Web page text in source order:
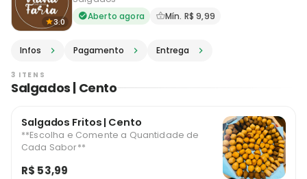
3.0 Delivery em Muriaé - MG ·
Aberto agora Mín. R$ 9,99
Infos Pagamento Entrega
3 ITENS
Salgados | Cento
Salgados Fritos | Cento
**Escolha e Comente a Quantidade de
Cada Sabor**
R$ 53,99